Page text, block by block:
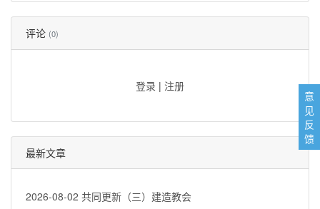
评论 (0)
登录 | 注册
最新文章
2026-08-02 共同更新（三）建造教会
意
见
反
馈